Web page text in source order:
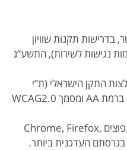
תקנות שוויון
נגישות לשירות), התשע”ג
התקן הישראלי (ת”י
5568) לנגישות תכנים באינטרנט ברמת AA ומסמך WCAG2.0
האתר נתמך על ידי הדפדפנים הנפוצים Chrome, Firefox,